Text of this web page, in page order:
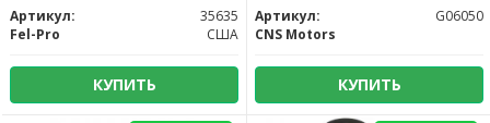
Артикул:
35635
Fel-Pro
США
КУПИТЬ
Артикул:
G06050
CNS Motors
КУПИТЬ